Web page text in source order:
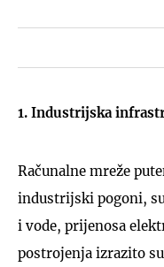
1. Industrijska
Računalne mreže
industrijski pogoni,
i vode, prijenosa
postrojenja izrazito